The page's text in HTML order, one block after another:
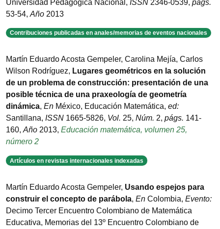
Universidad Pedagógica Nacional , ISSN 2346-0539, págs.
53-54, Año 2013
Contribuciones publicadas en anales/memorias de eventos nacionales
Martín Eduardo Acosta Gempeler, Carolina Mejía, Carlos
Wilson Rodríguez, Lugares geométricos en la solución
de un problema de construcción: presentación de una
posible técnica de una praxeología de geometría
dinámica, En México, Educación Matemática, ed:
Santillana, ISSN 1665-5826, Vol. 25, Núm. 2, págs. 141-
160, Año 2013, Educación matemática, volumen 25,
número 2
Artículos en revistas internacionales indexadas
Martín Eduardo Acosta Gempeler, Usando espejos para
construir el concepto de parábola, En Colombia, Evento:
Decimo Tercer Encuentro Colombiano de Matemática
Educativa, Memorias del 13º Encuentro Colombiano de